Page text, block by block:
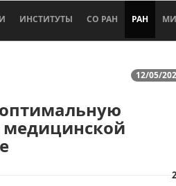
ИНСТИТУТЫ СО РАН РАН
12/05/
медицинской